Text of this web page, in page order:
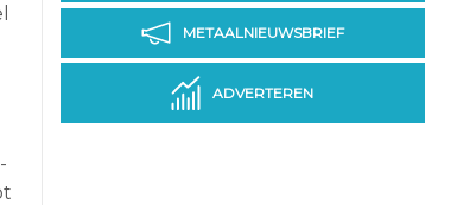
METAALNIEUWSBRIEF
ADVERTEREN